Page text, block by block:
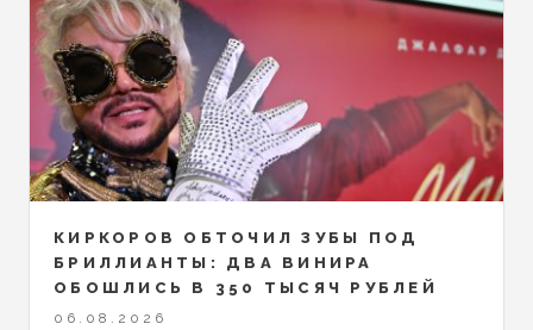
КИРКОРОВ ОБТОЧИЛ ЗУБЫ ПОД
БРИЛЛИАНТЫ: ДВА ВИНИРА
ОБОШЛИСЬ В 350 ТЫСЯЧ РУБЛЕЙ
06.08.2026